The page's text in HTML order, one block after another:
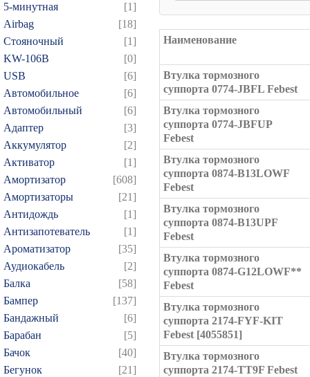
5-минутная
[1]
Airbag
[18]
Cтояночный
[1]
KW-106B
[0]
USB
[6]
Автомобильное
[6]
Автомобильный
[6]
Адаптер
[3]
Аккумулятор
[2]
Активатор
[1]
Амортизатор
[608]
Амортизаторы
[21]
Антидождь
[1]
Антизапотеватель
[1]
Ароматизатор
[35]
Аудиокабель
[2]
Балка
[58]
Бампер
[137]
Бандажный
[6]
Барабан
[5]
Бачок
[40]
Бегунок
[21]
Наименование
Втулка тормозного
суппорта 0774-JBFL Febest
Втулка тормозного
суппорта 0774-JBFUP
Febest
Втулка тормозного
суппорта 0874-B13LOWF
Febest
Втулка тормозного
суппорта 0874-B13UPF
Febest
Втулка тормозного
суппорта 0874-G12LOWF**
Febest
Втулка тормозного
суппорта 2174-FYF-KIT
Febest [4055851]
Втулка тормозного
суппорта 2174-TT9F Febest